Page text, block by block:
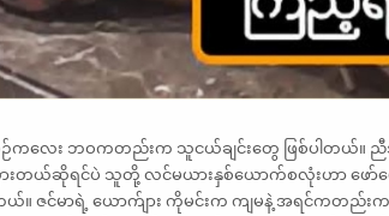
ဉ်ကလေး ဘဝကတည်းက သူငယ်ချင်းတွေ ဖြစ်ပါတယ်။
ားတယ်ဆိုရင်ပဲ သူတို့ လင်မယားနှစ်ယောက်စလုံးဟာ ဖော်
။ ဇင်မာရဲ့ ယောက်ျား ကိုမင်းက ကျမနဲ့ အရင်ကတည်း